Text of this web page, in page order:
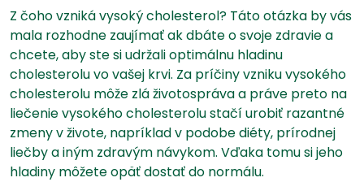
Z čoho vzniká vysoký cholesterol? Táto otázka by vás
mala rozhodne zaujímať ak dbáte o svoje zdravie a
chcete, aby ste si udržali optimálnu hladinu
cholesterolu vo vašej krvi. Za príčiny vzniku vysokého
cholesterolu môže zlá životospráva a práve preto na
liečenie vysokého cholesterolu stačí urobiť razantné
zmeny v živote, napríklad v podobe diéty, prírodnej
liečby a iným zdravým návykom. Vďaka tomu si jeho
hladiny môžete opäť dostať do normálu.